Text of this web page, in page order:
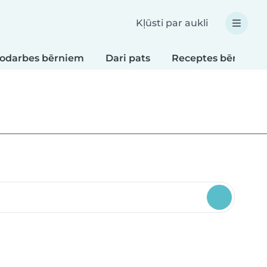
Kļūsti par aukli
bērniem Dari pats Receptes bērniem